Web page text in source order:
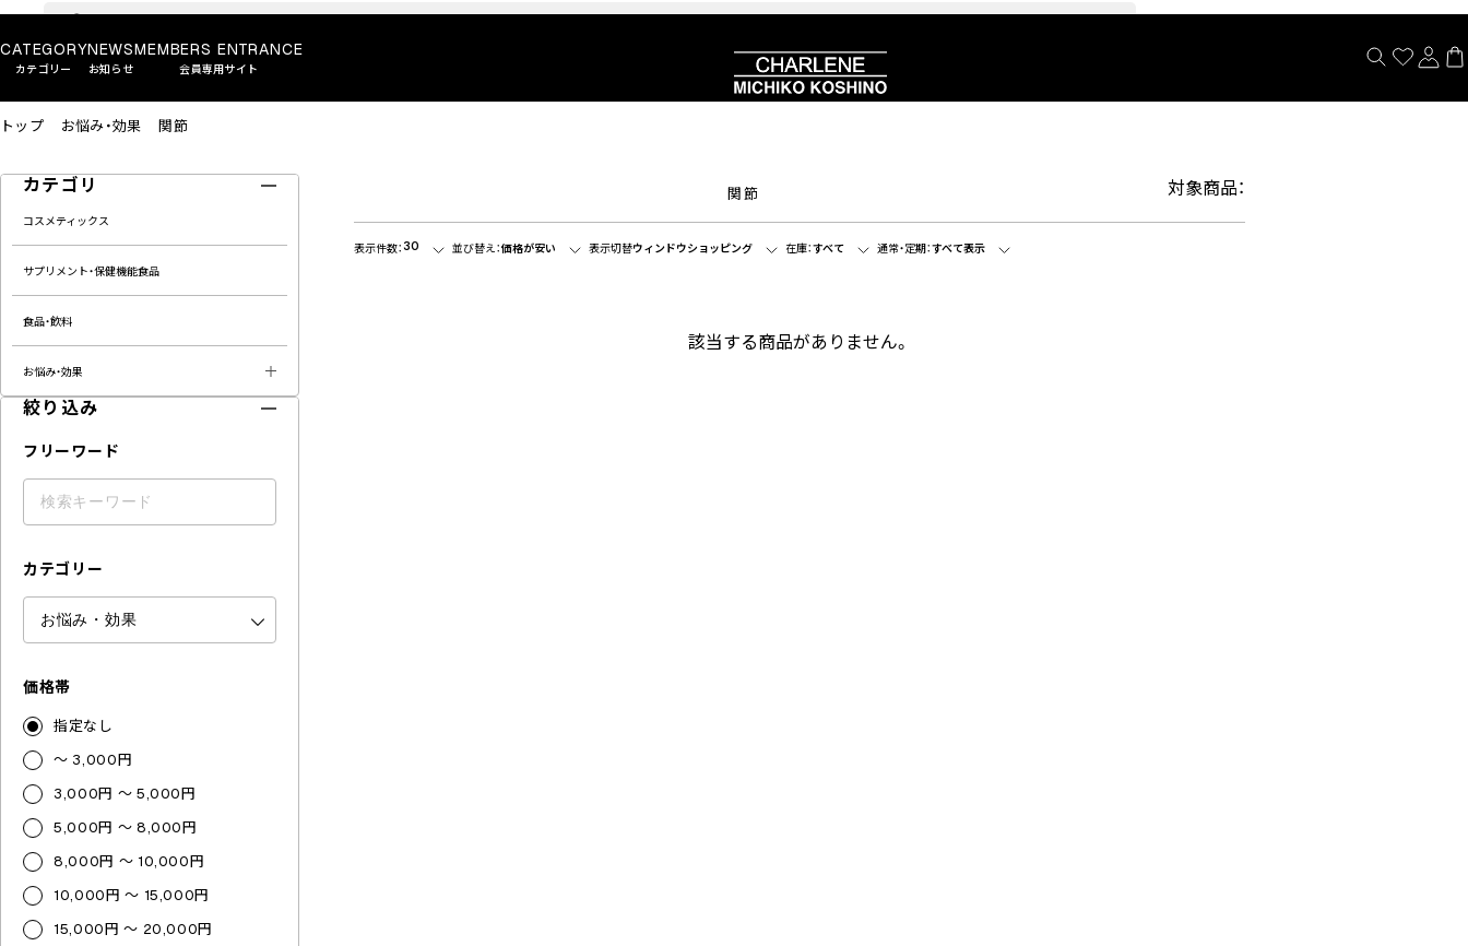
CATEGORY
カテゴリー
NEWS
お知らせ
MEMBERS ENTRANCE
会員専用サイト
トップ お悩み・効果 関節
カテゴリ
コスメティックス
サプリメント・保健機能食品
食品・飲料
お悩み・効果
絞り込み
フリーワード
カテゴリー
価格帯
指定なし
～ 3,000円
3,000円 ～ 5,000円
5,000円 ～ 8,000円
8,000円 ～ 10,000円
10,000円 ～ 15,000円
15,000円 ～ 20,000円
関節 対象商品：
表示件数：30 並び替え：価格が安い 表示切替ウィンドウショッピング 在庫：すべて 通常・定期：すべて表示
該当する商品がありません。